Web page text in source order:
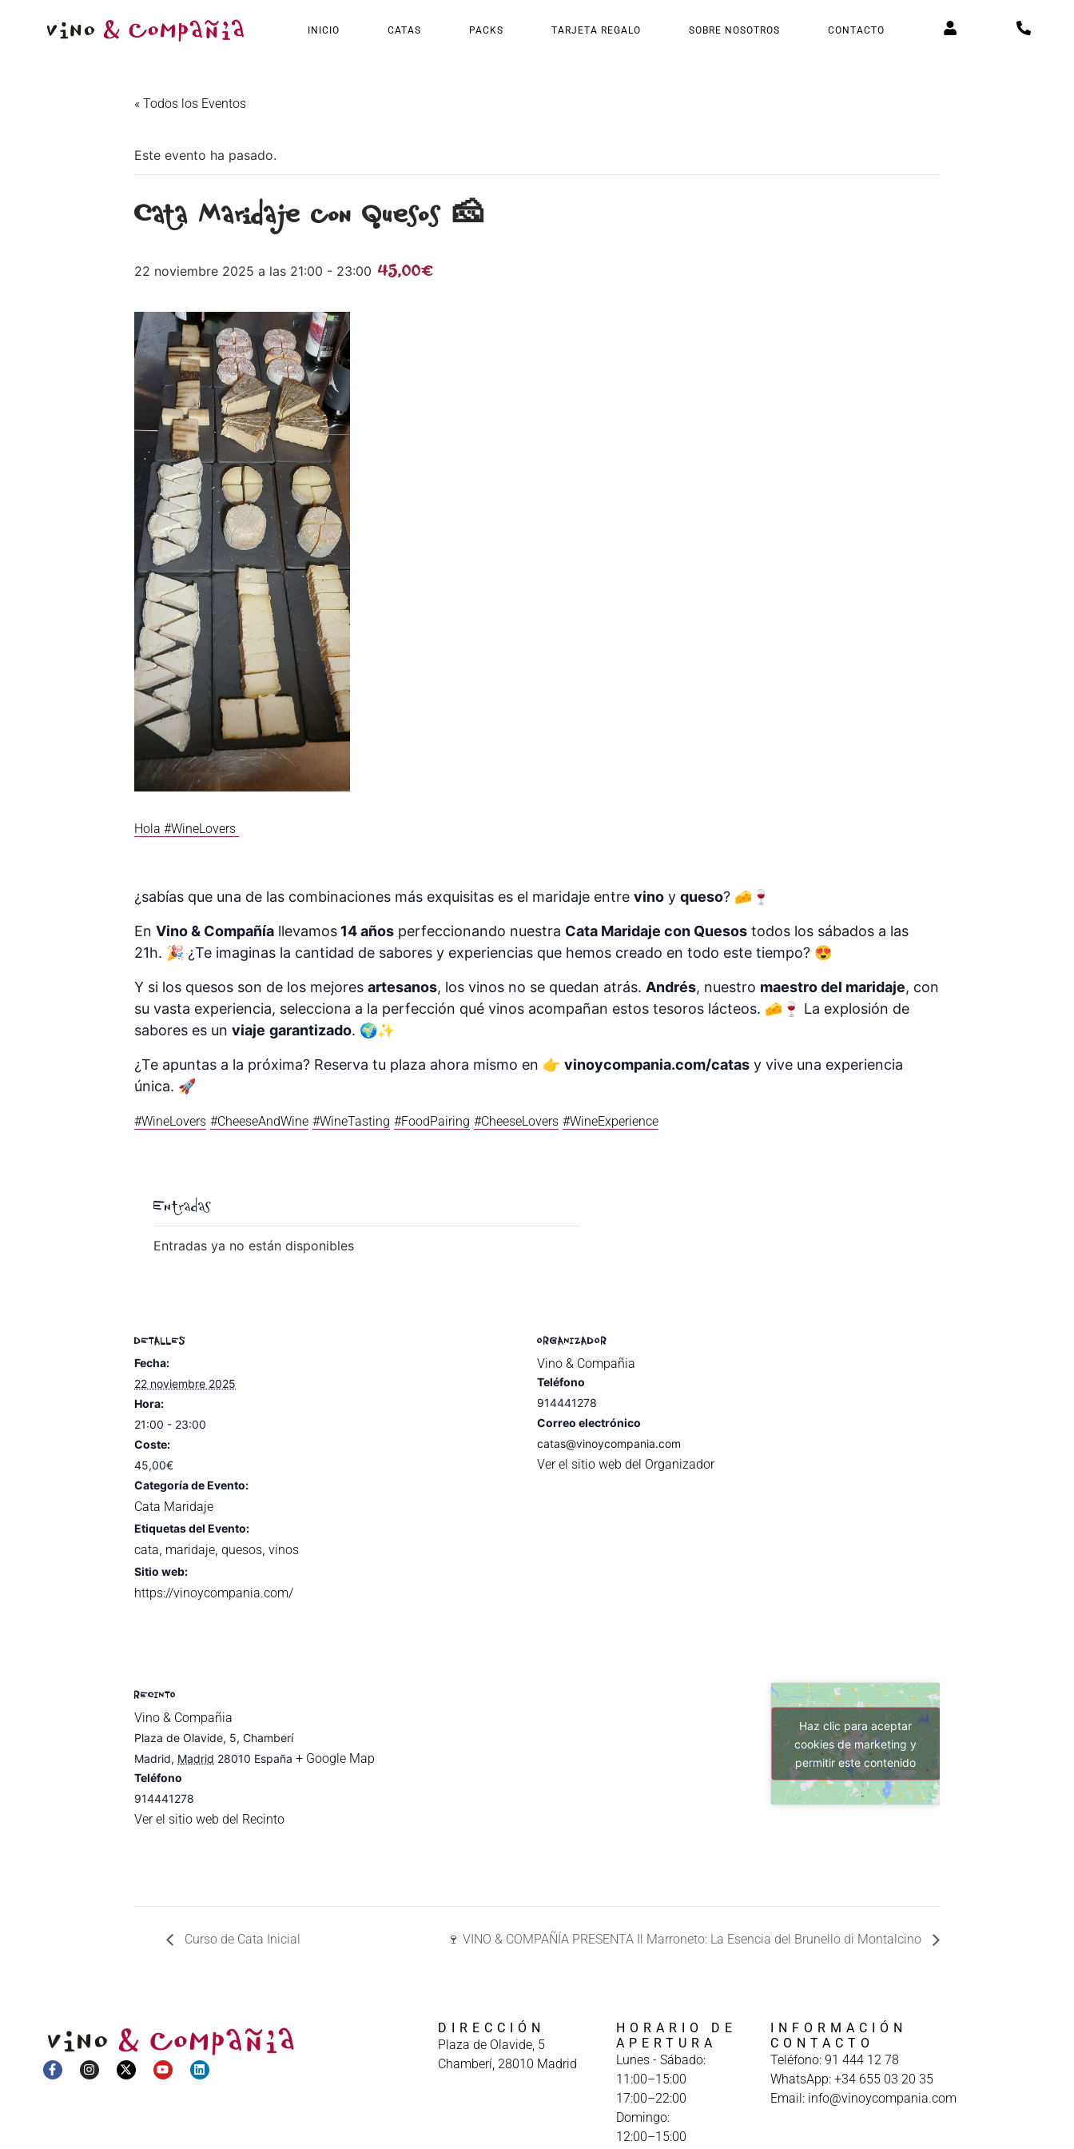
INICIO CATAS PACKS TARJETA REGALO SOBRE NOSOTROS CONTACTO
« Todos los Eventos
Este evento ha pasado.
Cata Maridaje con Quesos 🧀
22 noviembre 2025 a las 21:00 - 23:00 45,00€
Hola #WineLovers
¿sabías que una de las combinaciones más exquisitas es el maridaje entre vino y queso? 🧀🍷
En Vino & Compañía llevamos 14 años perfeccionando nuestra Cata Maridaje con Quesos todos los sábados a las
21h. 🎉 ¿Te imaginas la cantidad de sabores y experiencias que hemos creado en todo este tiempo? 😍
Y si los quesos son de los mejores artesanos, los vinos no se quedan atrás. Andrés, nuestro maestro del maridaje, con
su vasta experiencia, selecciona a la perfección qué vinos acompañan estos tesoros lácteos. 🧀🍷 La explosión de
sabores es un viaje garantizado. 🌍✨
¿Te apuntas a la próxima? Reserva tu plaza ahora mismo en 👉 vinoycompania.com/catas y vive una experiencia
única. 🚀
#WineLovers #CheeseAndWine #WineTasting #FoodPairing #CheeseLovers #WineExperience
Entradas
Entradas ya no están disponibles
DETALLES
Fecha:
22 noviembre 2025
Hora:
21:00 - 23:00
Coste:
45,00€
Categoría de Evento:
Cata Maridaje
Etiquetas del Evento:
cata, maridaje, quesos, vinos
Sitio web:
https://vinoycompania.com/
ORGANIZADOR
Vino & Compañia
Teléfono
914441278
Correo electrónico
catas@vinoycompania.com
Ver el sitio web del Organizador
RECINTO
Vino & Compañia
Plaza de Olavide, 5, Chamberí
Madrid, Madrid 28010 España + Google Map
Teléfono
914441278
Ver el sitio web del Recinto
Haz clic para aceptar
cookies de marketing y
permitir este contenido
Curso de Cata Inicial 🍷 VINO & COMPAÑÍA PRESENTA Il Marroneto: La Esencia del Brunello di Montalcino
DIRECCIÓN
Plaza de Olavide, 5
Chamberí, 28010 Madrid
HORARIO DE
APERTURA
Lunes - Sábado:
11:00–15:00
17:00–22:00
Domingo:
12:00–15:00
INFORMACIÓN
CONTACTO
Teléfono: 91 444 12 78
WhatsApp: +34 655 03 20 35
Email: info@vinoycompania.com